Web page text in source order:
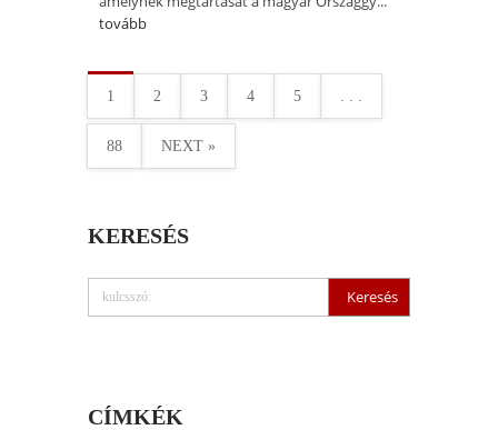
tovább
1 2 3 4 5 . . .
88 NEXT »
KERESÉS
CÍMKÉK